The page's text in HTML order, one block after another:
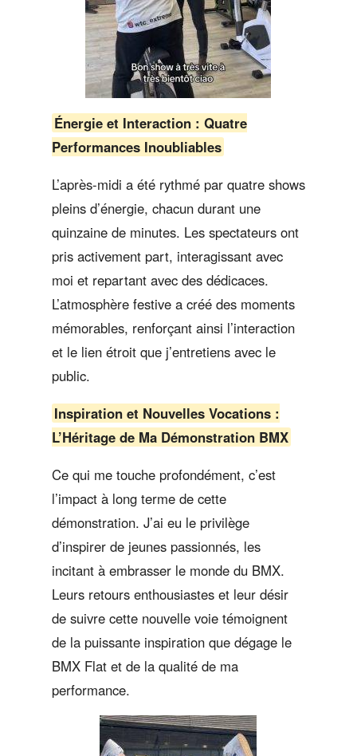
Énergie et Interaction : Quatre
Performances Inoubliables
L’après-midi a été rythmé par quatre shows
pleins d’énergie, chacun durant une
quinzaine de minutes. Les spectateurs ont
pris activement part, interagissant avec
moi et repartant avec des dédicaces.
L’atmosphère festive a créé des moments
mémorables, renforçant ainsi l’interaction
et le lien étroit que j’entretiens avec le
public.
Inspiration et Nouvelles Vocations :
L’Héritage de Ma Démonstration BMX
Ce qui me touche profondément, c’est
l’impact à long terme de cette
démonstration. J’ai eu le privilège
d’inspirer de jeunes passionnés, les
incitant à embrasser le monde du BMX.
Leurs retours enthousiastes et leur désir
de suivre cette nouvelle voie témoignent
de la puissante inspiration que dégage le
BMX Flat et de la qualité de ma
performance.